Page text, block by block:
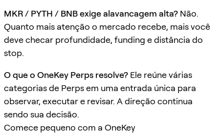
MKR / PYTH / BNB exige alavancagem alta? Não.
Quanto mais atenção o mercado recebe, mais você
deve checar profundidade, funding e distância do
stop.
O que o OneKey Perps resolve? Ele reúne várias
categorias de Perps em uma entrada única para
observar, executar e revisar. A direção continua
sendo sua decisão.
Comece pequeno com a OneKey